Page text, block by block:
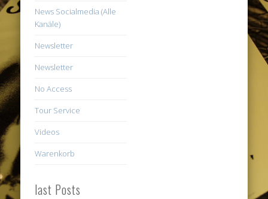
News Socialmedia (Alle
Kanäle)
Newsletter
Newsletter
No Access
Tour Service
Videos
Warenkorb
last Posts